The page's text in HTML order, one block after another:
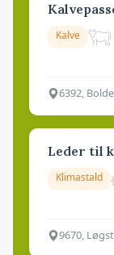
Kalve
6392,
Leder til
Klimastald
9670,